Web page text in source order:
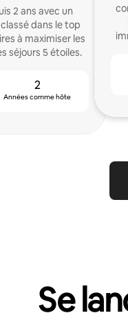
2 ans avec un
dans le top
à maximiser les
séjours 5 étoiles.
2
Années comme hôte
Se